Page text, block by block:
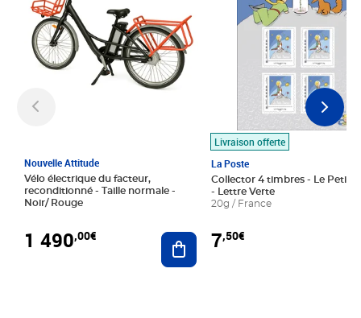
Nouvelle Attitude
Vélo électrique du facteur,
reconditionné - Taille normale -
Noir/ Rouge
1 490,00€ Ajouter au panier
Livraison offerte
La Poste
Collector 4 timbres - Le Petit
- Lettre Verte
20g / France
7,50€